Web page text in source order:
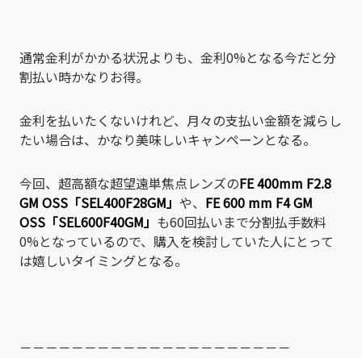
通常金利がかかる状況よりも、金利0%となる今だと分
割払い時かなりお得。
金利を払いたくないけれど、月々の支払い金額を減らし
たい場合は、かなり美味しいキャンペーンとなる。
今回、超高額な超望遠単焦点レンズのFE 400mm F2.8
GM OSS「SEL400F28GM」 や、 FE 600 mm F4 GM
OSS「SEL600F40GM」 も60回払いまで分割払手数料
0%となっているので、購入を検討していた人にとって
は嬉しいタイミングとなる。
－－－－－－－－－－－－－－－－－－－－－